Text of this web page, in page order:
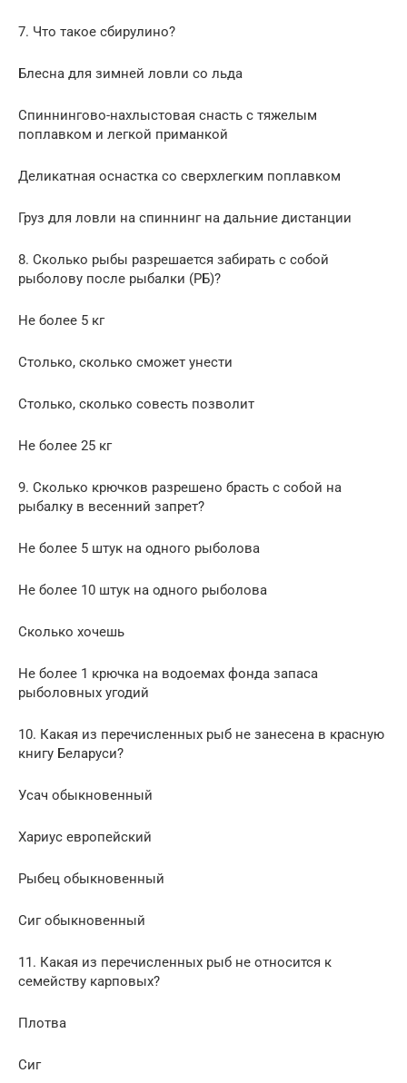
7. Что такое сбирулино?
Блесна для зимней ловли со льда
Спиннингово-нахлыстовая снасть с тяжелым
поплавком и легкой приманкой
Деликатная оснастка со сверхлегким поплавком
Груз для ловли на спиннинг на дальние дистанции
8. Сколько рыбы разрешается забирать с собой
рыболову после рыбалки (РБ)?
Не более 5 кг
Столько, сколько сможет унести
Столько, сколько совесть позволит
Не более 25 кг
9. Сколько крючков разрешено брасть с собой на
рыбалку в весенний запрет?
Не более 5 штук на одного рыболова
Не более 10 штук на одного рыболова
Сколько хочешь
Не более 1 крючка на водоемах фонда запаса
рыболовных угодий
10. Какая из перечисленных рыб не занесена в красную
книгу Беларуси?
Усач обыкновенный
Хариус европейский
Рыбец обыкновенный
Сиг обыкновенный
11. Какая из перечисленных рыб не относится к
семейству карповых?
Плотва
Сиг